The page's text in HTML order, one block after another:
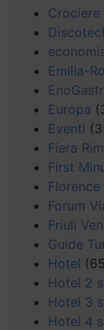
Crociere
Emilia-
Europa
Eventi
Fiera
First
Forum
Friuli
Guide
Hotel
Hotel 2
Hotel 3
Hotel 4